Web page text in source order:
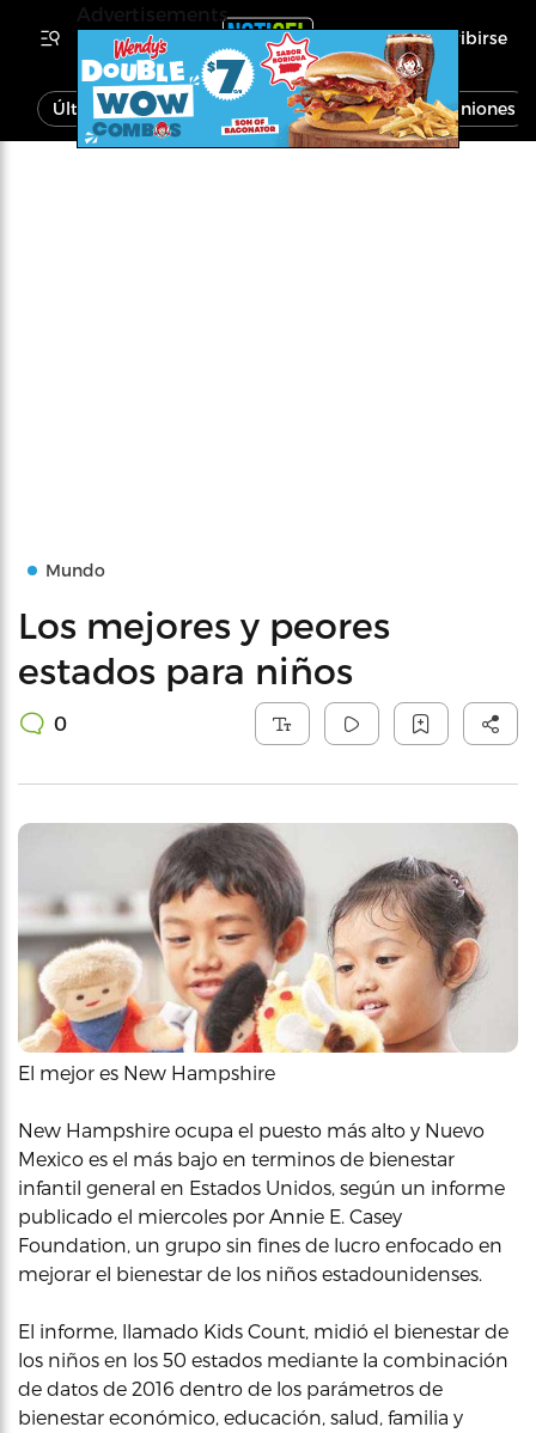
Inscribirse
Última Hora Noticias Economía Opiniones
Mundo
Los mejores y peores
estados para niños
0
El mejor es New Hampshire
New Hampshire ocupa el puesto más alto y Nuevo
Mexico es el más bajo en terminos de bienestar
infantil general en Estados Unidos, según un informe
publicado el miercoles por Annie E. Casey
Foundation, un grupo sin fines de lucro enfocado en
mejorar el bienestar de los niños estadounidenses.
El informe, llamado Kids Count, midió el bienestar de
los niños en los 50 estados mediante la combinación
de datos de 2016 dentro de los parámetros de
bienestar económico, educación, salud, familia y
Advertisements